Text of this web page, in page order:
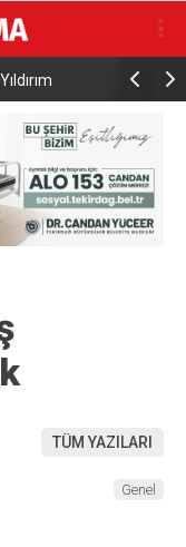
8 bin 500 hak
TÜM YAZILARI
Genel